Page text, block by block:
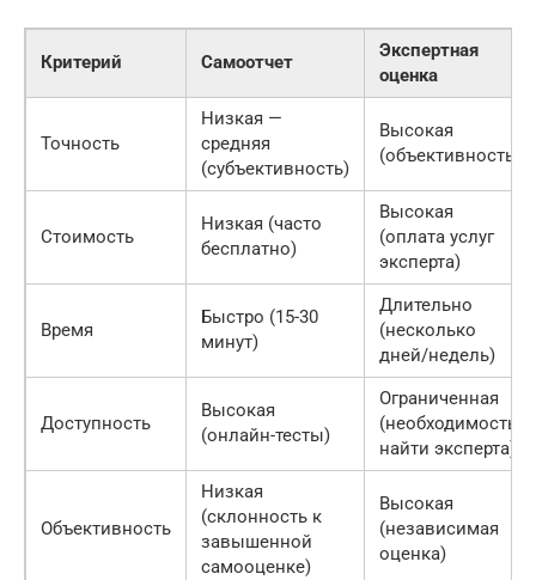
Критерий Самоотчет
Экспертная
оценка
Точность
Низкая —
средняя
(субъективность)
Высокая
(объективность)
Стоимость
Низкая (часто
бесплатно)
Высокая
(оплата услуг
эксперта)
Время
Быстро (15-30
минут)
Длительно
(несколько
дней/недель)
Доступность
Высокая
(онлайн-тесты)
Ограниченная
(необходимость
найти эксперта)
Объективность
Низкая
(склонность к
завышенной
самооценке)
Высокая
(независимая
оценка)